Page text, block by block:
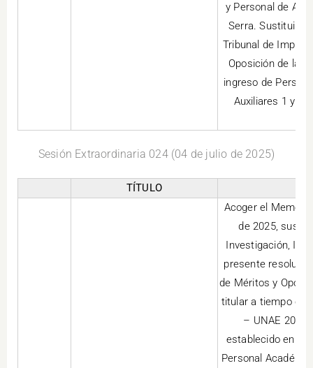
y Personal de
Serra. Sustituir al
Tribunal de
Oposición de la
ingreso de
Auxiliares 1 y
Sesión Extraordinaria 024 (04 de julio de 2025)
TÍTULO
Acoger el
de 2025,
Investigación,
presente
de Méritos y
titular a tiempo
– UNAE
establecido en el
Personal